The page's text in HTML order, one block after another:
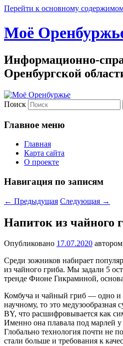
Перейти к основному
Моё
Информационно-
Оренбургской
Поиск
Главное меню
Главная
Карта сайта
О проекте
Навигация по записям
← Предыдущая Следующая →
Напиток из чайного
Опубликовано 17.07.2020 автором
Среди зожников набирает
из чайного гриба. Мы задали 5
тренде Фионе Гикраминой,
Комбуча и чайный гриб — одно и
научному, то это медузообразная
BY, что расшифровы­вается как
Именно она плавала под марлей
Глобально технология почти не
стали больше и требования к